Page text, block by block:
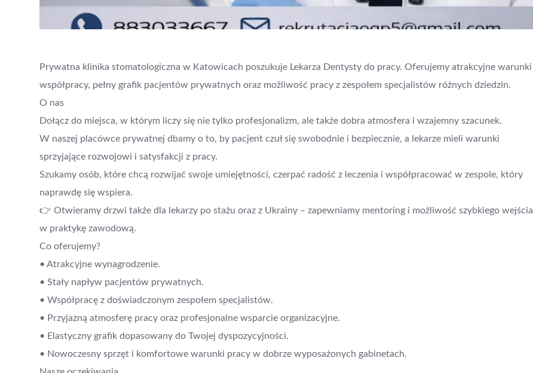
Prywatna klinika stomatologiczna w Katowicach poszukuje Lekarza Dentysty do pracy. Oferujemy atrakcyjne warunki
współpracy, pełny grafik pacjentów prywatnych oraz możliwość pracy z zespołem specjalistów różnych dziedzin.
O nas
Dołącz do miejsca, w którym liczy się nie tylko profesjonalizm, ale także dobra atmosfera i wzajemny szacunek.
W naszej placówce prywatnej dbamy o to, by pacjent czuł się swobodnie i bezpiecznie, a lekarze mieli warunki
sprzyjające rozwojowi i satysfakcji z pracy.
Szukamy osób, które chcą rozwijać swoje umiejętności, czerpać radość z leczenia i współpracować w zespole, który
naprawdę się wspiera.
👉 Otwieramy drzwi także dla lekarzy po stażu oraz z Ukrainy – zapewniamy mentoring i możliwość szybkiego wejścia
w praktykę zawodową.
Co oferujemy?
• Atrakcyjne wynagrodzenie.
• Stały napływ pacjentów prywatnych.
• Współpracę z doświadczonym zespołem specjalistów.
• Przyjazną atmosferę pracy oraz profesjonalne wsparcie organizacyjne.
• Elastyczny grafik dopasowany do Twojej dyspozycyjności.
• Nowoczesny sprzęt i komfortowe warunki pracy w dobrze wyposażonych gabinetach.